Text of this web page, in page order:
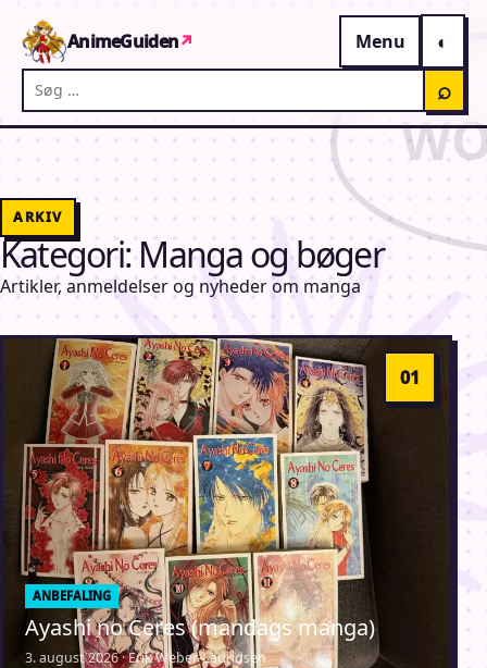
AnimeGuiden↗
Menu
Søg på AnimeGuiden
⌕
ARKIV
Kategori: Manga og bøger
Artikler, anmeldelser og nyheder om manga
ANBEFALING
Ayashi no Ceres (mandags manga)
3. august 2026 · Erik Weber-Lauridsen